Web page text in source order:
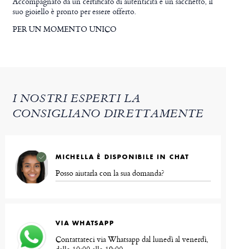
suo gioiello è pronto per essere offerto.
PER UN MOMENTO UNICO
I NOSTRI ESPERTI LA
CONSIGLIANO DIRETTAMENTE
MICHELLA È DISPONIBILE IN CHAT
Posso aiutarla con la sua domanda?
VIA WHATSAPP
Contattateci via Whatsapp dal lunedì al venerdì,